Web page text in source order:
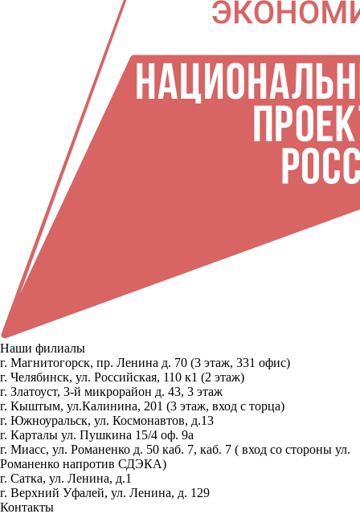
Наши филиалы
г. Магнитогорск, пр. Ленина д. 70 (3 этаж, 331 офис)
г. Челябинск, ул. Российская, 110 к1 (2 этаж)
г. Златоуст, 3-й микрорайон д. 43, 3 этаж
г. Кыштым, ул.Калинина, 201 (3 этаж, вход с торца)
г. Южноуральск, ул. Космонавтов, д.13
г. Карталы ул. Пушкина 15/4 оф. 9а
г. Миасс, ул. Романенко д. 50 каб. 7, каб. 7 ( вход со стороны ул.
Романенко напротив СДЭКА)
г. Сатка, ул. Ленина, д.1
г. Верхний Уфалей, ул. Ленина, д. 129
Контакты